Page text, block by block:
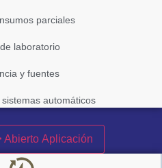
parciales
laboratorio
y fuentes
automáticos
Abierto Aplicación